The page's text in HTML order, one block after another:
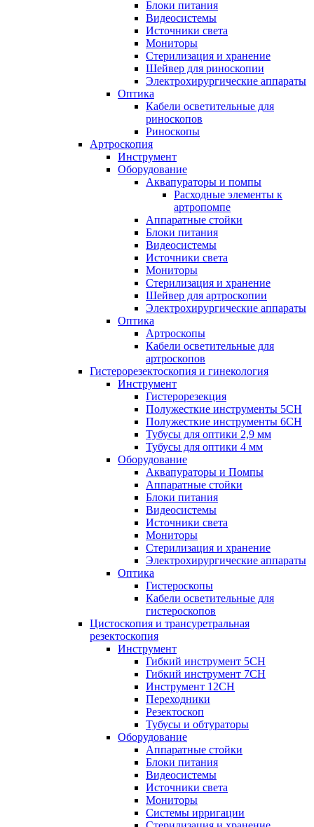
Блоки питания
Видеосистемы
Источники света
Мониторы
Стерилизация и хранение
Шейвер для риноскопии
Электрохирургические аппараты
Оптика
Кабели осветительные для
риноскопов
Риноскопы
Артроскопия
Инструмент
Оборудование
Аквапураторы и помпы
Расходные элементы к
артропомпе
Аппаратные стойки
Блоки питания
Видеосистемы
Источники света
Мониторы
Стерилизация и хранение
Шейвер для артроскопии
Электрохирургические аппараты
Оптика
Артроскопы
Кабели осветительные для
артроскопов
Гистерорезектоскопия и гинекология
Инструмент
Гистерорезекция
Полужесткие инструменты 5CH
Полужесткие инструменты 6CH
Тубусы для оптики 2,9 мм
Тубусы для оптики 4 мм
Оборудование
Аквапураторы и Помпы
Аппаратные стойки
Блоки питания
Видеосистемы
Источники света
Мониторы
Стерилизация и хранение
Электрохирургические аппараты
Оптика
Гистероскопы
Кабели осветительные для
гистероскопов
Цистоскопия и трансуретральная
резектоскопия
Инструмент
Гибкий инструмент 5CH
Гибкий инструмент 7CH
Инструмент 12CH
Переходники
Резектоскоп
Тубусы и обтураторы
Оборудование
Аппаратные стойки
Блоки питания
Видеосистемы
Источники света
Мониторы
Системы ирригации